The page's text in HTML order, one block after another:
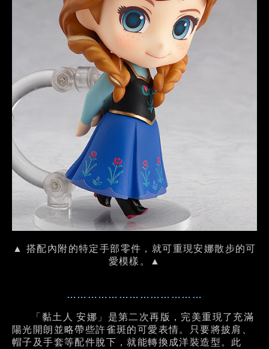
▲ 搭配內附的特定手部零件，就可重現安娜散步的可
愛模樣。▲
…………………………………
「黏土人 安娜」是第二次再版，完美重現了充滿
陽光開朗並略帶些許雀斑的可愛表情。只要將披肩、
帽子及手套等配件脫下，就能轉換成洋裝造型。此